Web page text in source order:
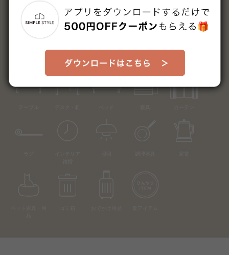
カテゴリーから探す
テレビ台 収納 ダイニング